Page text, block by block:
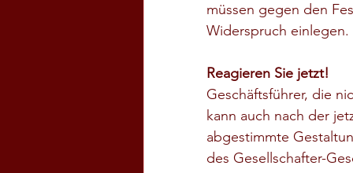
müssen gegen den
Widerspruch einlegen.
Reagieren Sie jetzt!
Geschäftsführer, die
kann auch nach der
abgestimmte
des Gesellschafter-